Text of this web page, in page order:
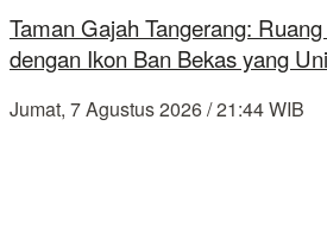
Taman Gajah Tangerang:
dengan Ikon Ban Bekas yang
Jumat, 7 Agustus 2026 / 21:44 WIB